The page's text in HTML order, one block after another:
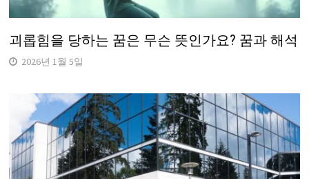
괴롭힘을 당하는 꿈은 무슨 뜻인가요? 꿈과 해석
2026년 1월 5일